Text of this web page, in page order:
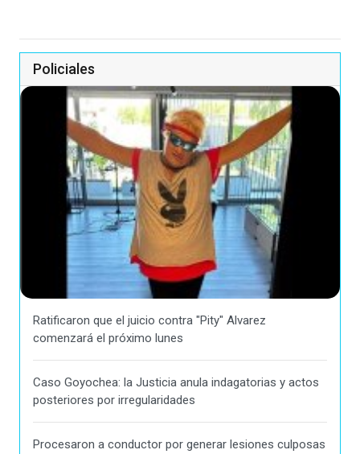
Policiales
Ratificaron que el juicio contra "Pity" Alvarez
comenzará el próximo lunes
Caso Goyochea: la Justicia anula indagatorias y actos
posteriores por irregularidades
Procesaron a conductor por generar lesiones culposas